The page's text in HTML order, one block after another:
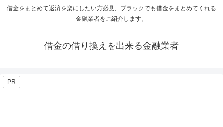
借金をまとめて返済を楽にしたい方必見、ブラックでも借金をまとめてくれる
金融業者をご紹介します。
借金の借り換えを出来る金融業者
PR